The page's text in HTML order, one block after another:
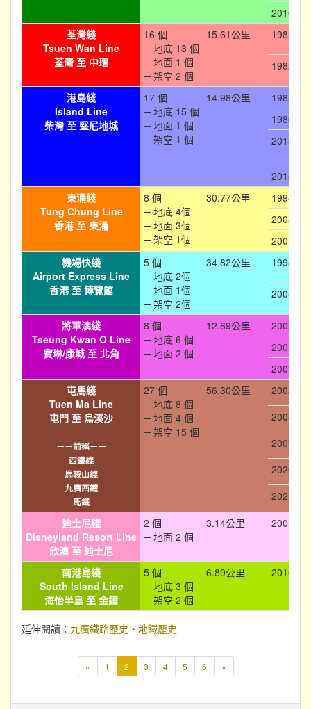
2016-
荃灣綫
Tsuen Wan Line
荃灣 至 中環
16 個
─ 地底 13 個
─ 地面 1 個
─ 架空 2 個
15.61公里 1982-
1982-
港島綫
Island Line
柴灣 至 堅尼地城
17 個
─ 地底 15 個
─ 地面 1 個
─ 架空 1 個
14.98公里
1985-
1986-
2014-
2015-
東涌綫
Tung Chung Line
香港 至 東涌
8 個
─ 地底 4個
─ 地面 3個
─ 架空 1個
30.77公里
1998-
2003-
2005-
機場快綫
Airport Express Line
香港 至 博覽館
5 個
─ 地底 2個
─ 地面 1個
─ 架空 2個
34.82公里 1998-
2005-
將軍澳綫
Tseung Kwan O Line
寶琳/康城 至 北角
8 個
─ 地底 6 個
─ 地面 2 個
12.69公里
2002-
2002-
2009-
屯馬綫
Tuen Ma Line
屯門 至 烏溪沙
－－前稱－－
西鐵綫
馬鞍山綫
九廣西鐵
馬鐵
27 個
─ 地底 8 個
─ 地面 4 個
─ 架空 15 個
56.30公里
2003-
2004-
2009-
2020-
2021-
迪士尼綫
Disneyland Resort Line
欣澳 至 迪士尼
2 個
─ 地面 2 個
3.14公里 2005-
南港島綫
South Island Line
海怡半島 至 金鐘
5 個
─ 地底 3 個
─ 架空 2 個
6.89公里 2016-
延伸閱讀： 九廣鐵路歷史 、 地鐵歷史
« 1 2本
頁
3 4 5 6 »